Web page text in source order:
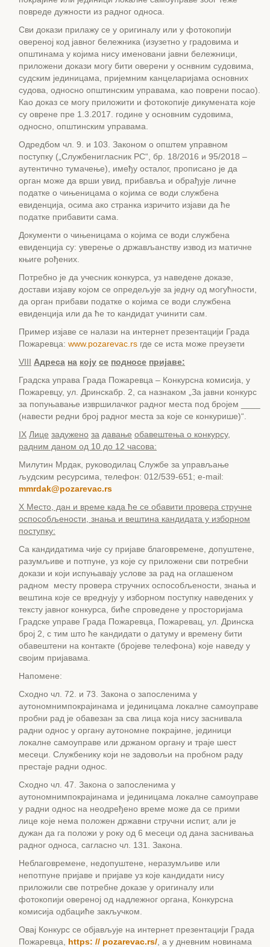
повреде дужности из радног односа.
Сви докази прилажу се у оригиналу или у фотокопији
овереној код јавног бележника (изузетно у градовима и
општинама у којима нису именовани јавни бележници,
приложени докази могу бити оверени у оснвним судовима,
судским јединицама, пријемним канцеларијама основних
судова, односно општинским управама, као поврени посао).
Као доказ се могу приложити и фотокопије дикумената које
су оврене пре 1.3.2017. године у основним судовима,
односно, општинским управама.
Одредбом чл. 9. и 103. Законом о општем управном
поступку („Службенигласник РС“, бр. 18/2016 и 95/2018 –
аутентично тумачење), имеђу осталог, прописано је да
орган може да врши увид, прибавља и обрађује личне
податке о чињеницама о којима се води службена
евиденција, осима ако странка изричито изјави да ће
податке прибавити сама.
Документи о чињеницама о којима се води службена
евиденција су: уверење о држављанству извод из матичне
књиге рођених.
Потребно је да учесник конкурса, уз наведене доказе,
достави изјаву којом се опредељује за једну од могућности,
да орган прибави податке о којима се води службена
евиденција или да ће то кандидат учинити сам.
Пример изјаве се налази на интернет презентацији Града
Пожаревца: www.pozarevac.rs где се иста може преузети
VIII Адреса на коју се подносе пријаве:
Градска управа Града Пожаревца – Конкурсна комисија, у
Пожаревцу, ул. Дринскабр. 2, са назнаком „За јавни конкурс
за попуњавање извршилачког радног места под бројем ____
(навести редни број радног места за које се конкурише)“.
IX Лице задужено за давање обавештења о конкурсу,
радним даном од 10 до 12 часова:
Милутин Мрдак, руководилац Службе за управљање
људским ресурсима, телефон: 012/539-651; e-mail:
mmrdak@pozarevac.rs
X Место, дан и време када ће се обавити провера стручне
оспособљености, знања и вештина кандидата у изборном
поступку:
Са кандидатима чије су пријаве благовремене, допуштене,
разумљиве и потпуне, уз које су приложени сви потребни
докази и који испуњавају услове за рад на оглашеном
радном месту провера стручних оспособљености, знања и
вештина које се вреднују у изборном поступку наведених у
тексту јавног конкурса, биће спроведене у просторијама
Градске управе Града Пожаревца, Пожаревац, ул. Дринска
број 2, с тим што ће кандидати о датуму и времену бити
обавештени на контакте (бројеве телефона) које наведу у
својим пријавама.
Напомене:
Сходно чл. 72. и 73. Закона о запосленима у
аутономнимпокрајинама и јединицама локалне самоуправе
пробни рад је обавезан за сва лица која нису заснивала
радни однос у органу аутономне покрајине, јединици
локалне самоуправе или држаном органу и траје шест
месеци. Службенику који не задовољи на пробном раду
престаје радни однос.
Сходно чл. 47. Закона о запосленима у
аутономнимпокрајинама и јединицама локалне самоуправе
у радни однос на неодређено време може да се прими
лице које нема положен државни стручни испит, али је
дужан да га положи у року од 6 месеци од дана заснивања
радног односа, сагласно чл. 131. Закона.
Неблаговремене, недопуштене, неразумљиве или
непотпуне пријаве и пријаве уз које кандидати нису
приложили све потребне доказе у оригиналу или
фотокопији овереној од надлежног органа, Конкурсна
комисија одбациће закључком.
Овај Конкурс се објављује на интернет презентацији Града
Пожаревца, https: // pozarevac.rs/ , а у дневним новинама